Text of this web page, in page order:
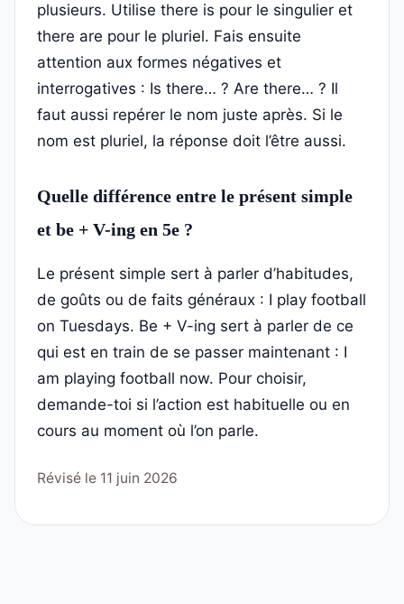
plusieurs. Utilise there is pour le singulier et
there are pour le pluriel. Fais ensuite
attention aux formes négatives et
interrogatives : Is there… ? Are there… ? Il
faut aussi repérer le nom juste après. Si le
nom est pluriel, la réponse doit l’être aussi.
Quelle différence entre le présent simple
et be + V-ing en 5e ?
Le présent simple sert à parler d’habitudes,
de goûts ou de faits généraux : I play football
on Tuesdays. Be + V-ing sert à parler de ce
qui est en train de se passer maintenant : I
am playing football now. Pour choisir,
demande-toi si l’action est habituelle ou en
cours au moment où l’on parle.
Révisé le 11 juin 2026